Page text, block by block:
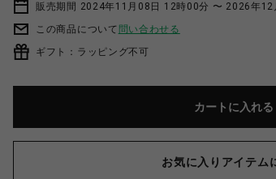
販売期間 2024年11月08日 12時00分 〜 2026年12
この商品について 問い合わせる
ギフト：ラッピング不可
カートに入れる
お気に入りアイテム